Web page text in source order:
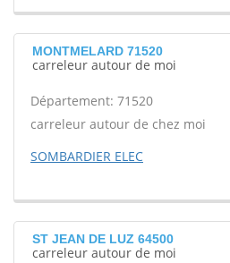
MONTMELARD 71520
carreleur autour de moi
Département: 71520
carreleur autour de chez moi
SOMBARDIER ELEC
ST JEAN DE LUZ 64500
carreleur autour de moi